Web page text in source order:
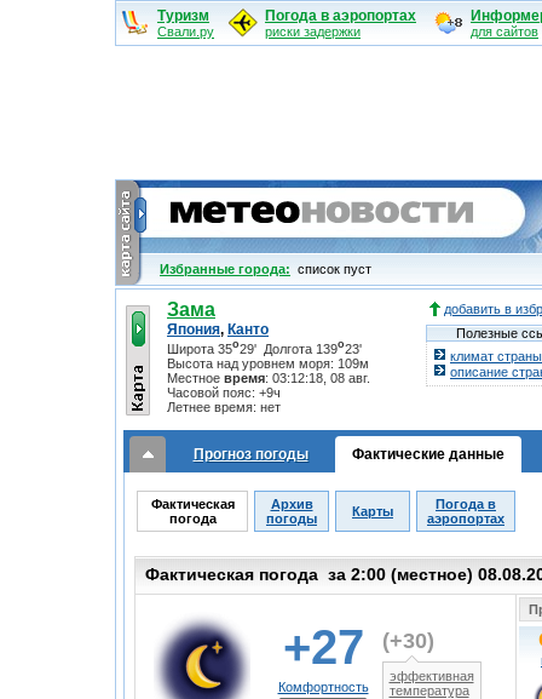
Туризм
Свали.ру
Погода в аэропортах
риски задержки для сайтов
Избранные города: cписок пуст
Зама
Япония, Канто
Широта 35o29' Долгота 139o23'
Высота над уровнем моря: 109м
Местное время: 03:12:19, 08 авг.
Часовой пояс: +9ч
Летнее время: нет
добавить в
Полезные
климат страны
описание
Прогноз погоды Фактические данные
Фактическая
погода
Архив
погоды
Карты
Погода в
аэропортах
Фактическая погода за 2:00 (местное)
+27
Комфортность
(+30)
эффективная
температура